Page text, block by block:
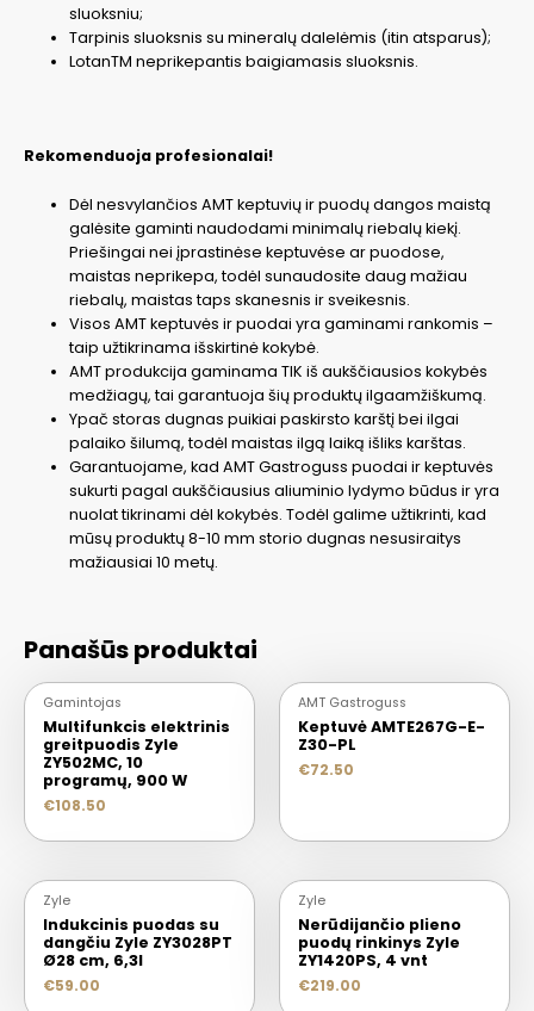
sluoksniu;
Tarpinis sluoksnis su mineralų dalelėmis (itin atsparus);
LotanTM neprikepantis baigiamasis sluoksnis.
Rekomenduoja profesionalai!
Dėl nesvylančios AMT keptuvių ir puodų dangos maistą
galėsite gaminti naudodami minimalų riebalų kiekį.
Priešingai nei įprastinėse keptuvėse ar puodose,
maistas neprikepa, todėl sunaudosite daug mažiau
riebalų, maistas taps skanesnis ir sveikesnis.
Visos AMT keptuvės ir puodai yra gaminami rankomis –
taip užtikrinama išskirtinė kokybė.
AMT produkcija gaminama TIK iš aukščiausios kokybės
medžiagų, tai garantuoja šių produktų ilgaamžiškumą.
Ypač storas dugnas puikiai paskirsto karštį bei ilgai
palaiko šilumą, todėl maistas ilgą laiką išliks karštas.
Garantuojame, kad AMT Gastroguss puodai ir keptuvės
sukurti pagal aukščiausius aliuminio lydymo būdus ir yra
nuolat tikrinami dėl kokybės. Todėl galime užtikrinti, kad
mūsų produktų 8-10 mm storio dugnas nesusiraitys
mažiausiai 10 metų.
Panašūs produktai
Gamintojas
Multifunkcis elektrinis
greitpuodis Zyle
ZY502MC, 10
programų, 900 W
€108.50
AMT Gastroguss
Keptuvė AMTE267G-E-
Z30-PL
€72.50
Zyle
Indukcinis puodas su
dangčiu Zyle ZY3028PT
Ø28 cm, 6,3l
€59.00
Zyle
Nerūdijančio plieno
puodų rinkinys Zyle
ZY1420PS, 4 vnt
€219.00